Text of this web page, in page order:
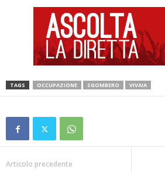
TAGS OCCUPAZIONE SGOMBERO VIVAIA
Articolo precedente